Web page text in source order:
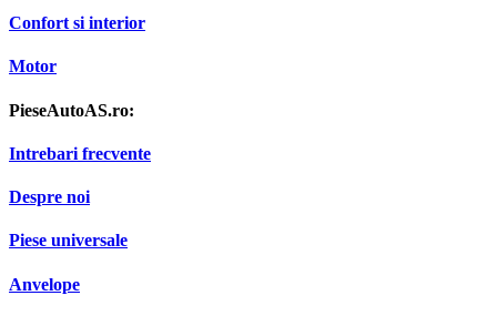
Confort si interior
Motor
PieseAutoAS.ro:
Intrebari frecvente
Despre noi
Piese universale
Anvelope